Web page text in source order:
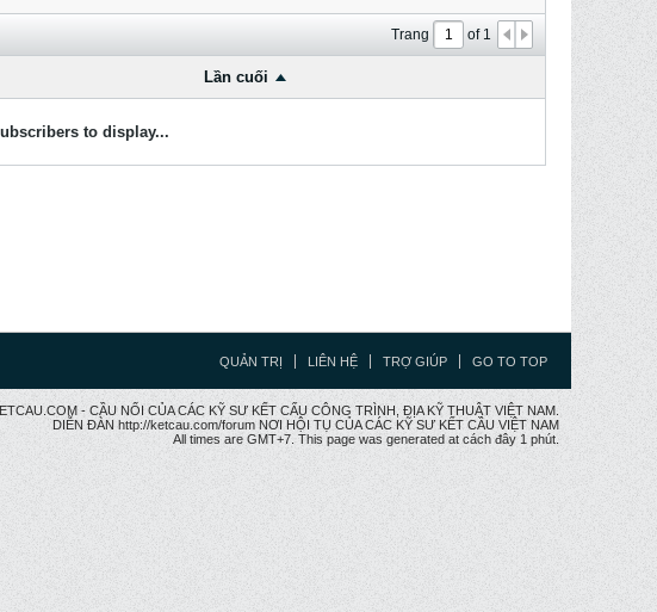
Trang of1
Lần cuối
to display...
QUẢN TRỊ LIÊN HỆ TRỢ GIÚP GO TO TOP
- CẦU NỐI CỦA CÁC KỸ SƯ KẾT CẤU CÔNG TRÌNH, ĐỊA KỸ THUẬT VIỆT NAM.
DIỄN ĐÀN http://ketcau.com/forum NƠI HỘI TỤ CỦA CÁC KỸ SƯ KẾT CÂU VIỆT NAM
All times are GMT+7. This page was generated at cách đây 1 phút.